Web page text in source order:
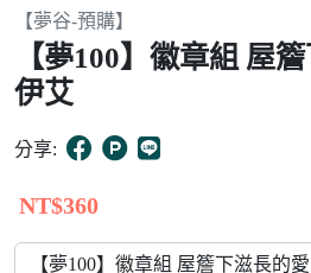
Item
of
5
【夢谷-預購】
【夢100】徽章組 屋
伊艾
分享:
NT$360